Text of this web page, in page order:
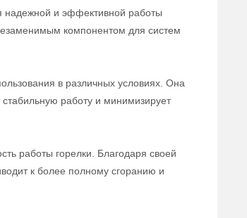
надежной и эффективной работы
компонентом для систем
в различных условиях. Она
работу и минимизирует
работы горелки. Благодаря своей
к более полному сгоранию и